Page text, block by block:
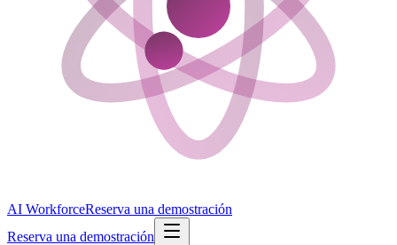
AI WorkforceReserva una demostración
Reserva una demostración